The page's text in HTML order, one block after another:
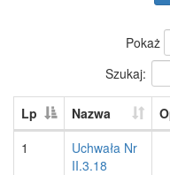
Pokaż
Szukaj:
Lp Nazwa
1
Uchwała Nr
II.3.18